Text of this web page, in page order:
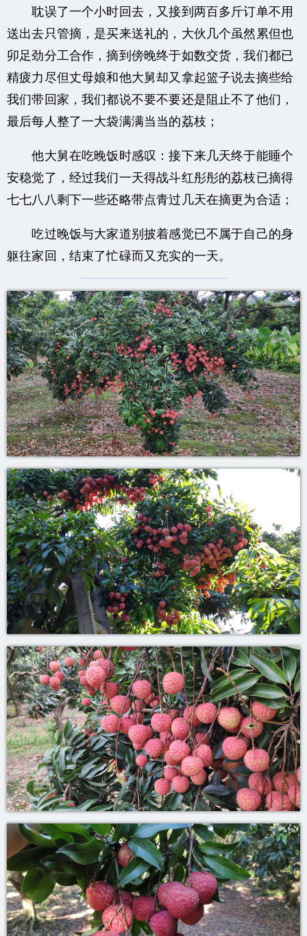
耽误了一个小时回去，又接到两百多斤订单不用
送出去只管摘，是买来送礼的，大伙几个虽然累但也
卯足劲分工合作，摘到傍晚终于如数交货，我们都已
精疲力尽但丈母娘和他大舅却又拿起篮子说去摘些给
我们带回家，我们都说不要不要还是阻止不了他们，
最后每人整了一大袋满满当当的荔枝；
他大舅在吃晚饭时感叹：接下来几天终于能睡个
安稳觉了，经过我们一天得战斗红彤彤的荔枝已摘得
七七八八剩下一些还略带点青过几天在摘更为合适；
吃过晚饭与大家道别披着感觉已不属于自己的身
躯往家回，结束了忙碌而又充实的一天。